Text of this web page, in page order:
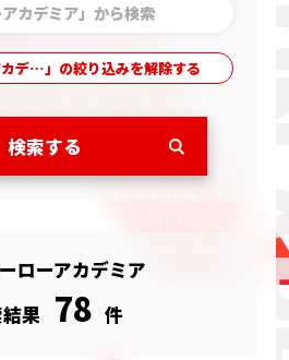
カデ…」の絞り込みを解除する
ローアカデミア
果
78 件